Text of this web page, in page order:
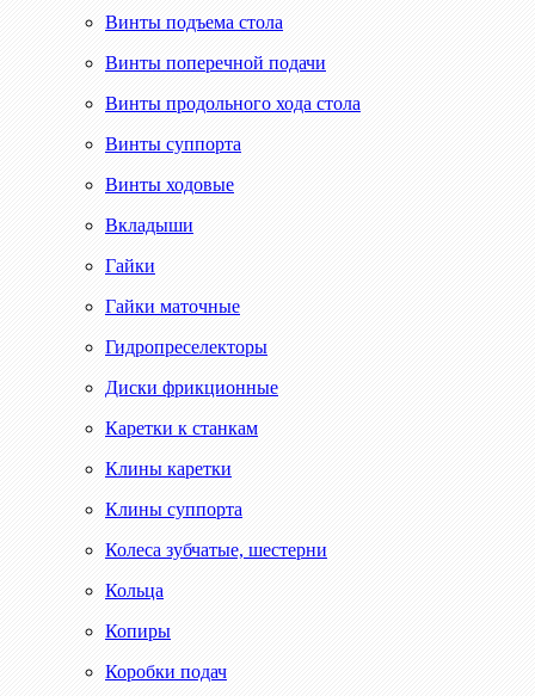
Винты подъема стола
Винты поперечной подачи
Винты продольного хода стола
Винты суппорта
Винты ходовые
Вкладыши
Гайки
Гайки маточные
Гидропреселекторы
Диски фрикционные
Каретки к станкам
Клины каретки
Клины суппорта
Колеса зубчатые, шестерни
Кольца
Копиры
Коробки подач